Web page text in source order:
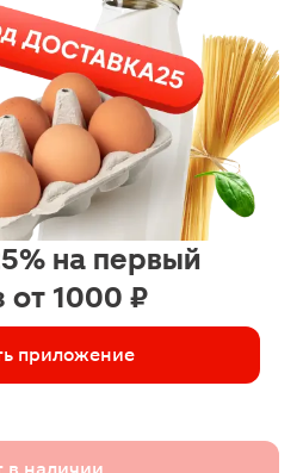
на первый
от 1000 ₽
приложение
в наличии